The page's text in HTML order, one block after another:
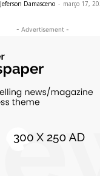
Jeferson Damasceno - março 17,
- Advertisement -